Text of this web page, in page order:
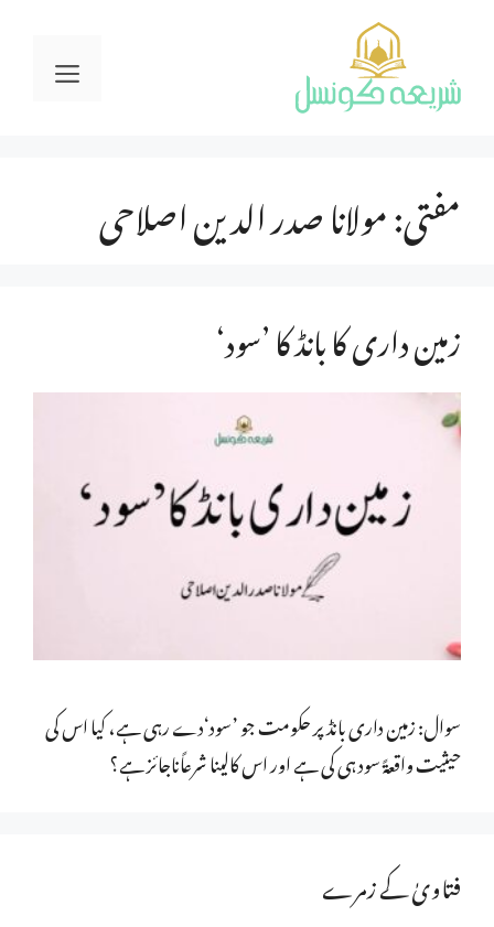
content
مفتی:مولانا صدر الدین اصلاحی
زمین داری کا بانڈ کا ’سود‘
سوال: زمین داری بانڈ پر حکومت جو ’سود‘دے رہی ہے، کیا اس کی
حیثیت واقعۃً سود ہی کی ہے اور اس کالینا شرعاًناجائز ہے؟
فتاویٰ کے زمرے